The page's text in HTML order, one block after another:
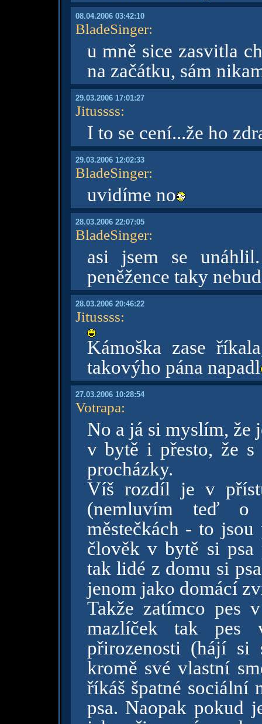
08.04.2006 03:42:10
BladeSinger:
u mně sice zasvitla
na začátku, sám
29.03.2006 17:01:27
Jitussss:
I to se cení...že ho
29.03.2006 12:02:33
BladeSinger:
uvidíme no
28.03.2006 22:07:05
BladeSinger:
asi jsem se
peněžence taky
28.03.2006 20:46:22
Jitussss:
Kámoška zase
takovýho pána napadl
27.03.2006 10:28:54
Votrapa:
No a já si myslím, že
v bytě i přesto, že s
procházky.
Víš rozdíl je v
(nemluvím teď o
městečkách - to
člověk v bytě si psa
tak lidé z domu si
jenom jako domácí
Takže zatímco pes
mazlíček tak pes
přirozenosti (hájí
kromě své vlastní
říkáš špatné sociální
psa. Naopak pokud